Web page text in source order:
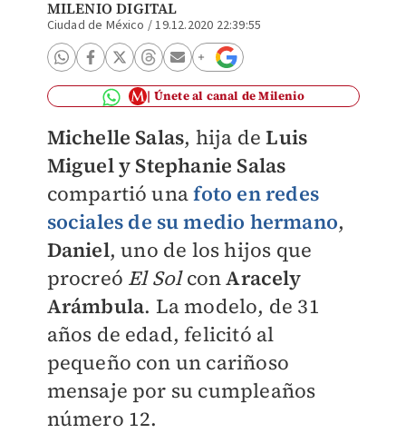
MILENIO DIGITAL
Ciudad de México /19.12.2020 22:39:55
Únete al canal de Milenio
Michelle Salas, hija deLuis
Miguel y Stephanie Salas
compartió unafoto en redes
sociales de su medio hermano,
Daniel, uno de los hijos que
procreó El SolconAracely
Arámbula. La modelo, de 31
años de edad, felicitó al
pequeño con un cariñoso
mensaje por su cumpleaños
número 12.